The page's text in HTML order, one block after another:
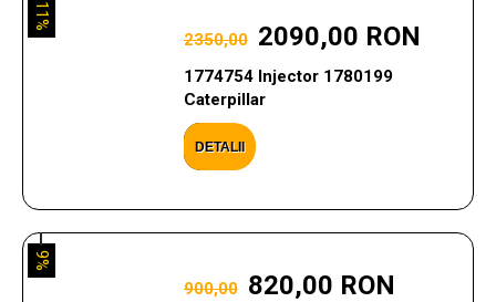
2350,00 2090,00 RON
1774754 Injector 1780199
Caterpillar
DETALII
11%
900,00 820,00 RON
9%